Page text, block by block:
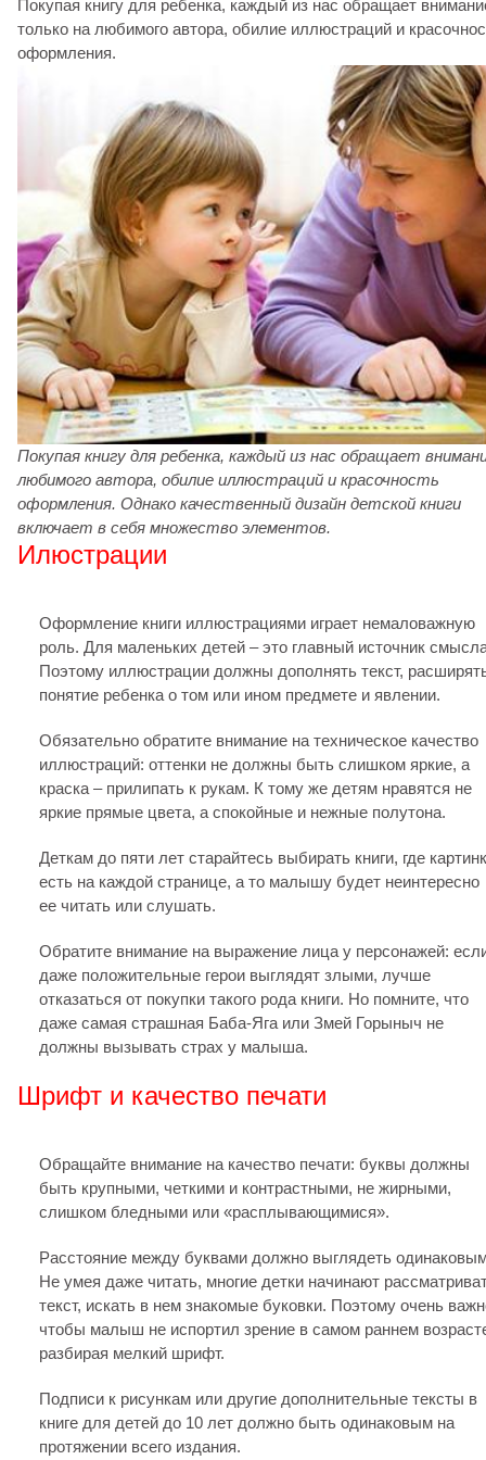
Покупая книгу для ребенка, каждый из нас обращает
только на любимого автора, обилие иллюстраций и
оформления.
Покупая книгу для ребенка, каждый из нас обращает
любимого автора, обилие иллюстраций и красочность
оформления. Однако качественный дизайн детской книги
включает в себя множество элементов.
Илюстрации
Оформление книги иллюстрациями играет немаловажную
роль. Для маленьких детей – это главный источник
Поэтому иллюстрации должны дополнять текст,
понятие ребенка о том или ином предмете и явлении.
Обязательно обратите внимание на техническое качество
иллюстраций: оттенки не должны быть слишком яркие, а
краска – прилипать к рукам. К тому же детям нравятся не
яркие прямые цвета, а спокойные и нежные полутона.
Деткам до пяти лет старайтесь выбирать книги, где
есть на каждой странице, а то малышу будет неинтересно
ее читать или слушать.
Обратите внимание на выражение лица у персонажей:
даже положительные герои выглядят злыми, лучше
отказаться от покупки такого рода книги. Но помните, что
даже самая страшная Баба-Яга или Змей Горыныч не
должны вызывать страх у малыша.
Шрифт и качество печати
Обращайте внимание на качество печати: буквы должны
быть крупными, четкими и контрастными, не жирными,
слишком бледными или «расплывающимися».
Расстояние между буквами должно выглядеть
Не умея даже читать, многие детки начинают
текст, искать в нем знакомые буковки. Поэтому очень
чтобы малыш не испортил зрение в самом раннем
разбирая мелкий шрифт.
Подписи к рисункам или другие дополнительные тексты в
книге для детей до 10 лет должно быть одинаковым на
протяжении всего издания.